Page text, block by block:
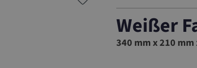
Weißer
01.W10133
340 mm x 210 mm